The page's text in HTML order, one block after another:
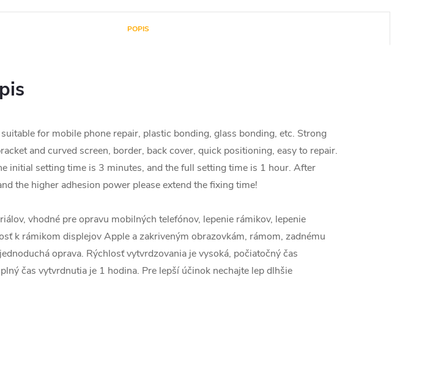
POPIS
for mobile phone repair, plastic bonding, glass bonding, etc. Strong
and curved screen, border, back cover, quick positioning, easy to repair.
initial setting time is 3 minutes, and the full setting time is 1 hour. After
the higher adhesion power please extend the fixing time!
vhodné pre opravu mobilných telefónov, lepenie rámikov, lepenie
k rámikom displejov Apple a zakriveným obrazovkám, rámom, zadnému
oprava. Rýchlosť vytvrdzovania je vysoká, počiatočný čas
čas vytvrdnutia je 1 hodina. Pre lepší účinok nechajte lep dlhšie